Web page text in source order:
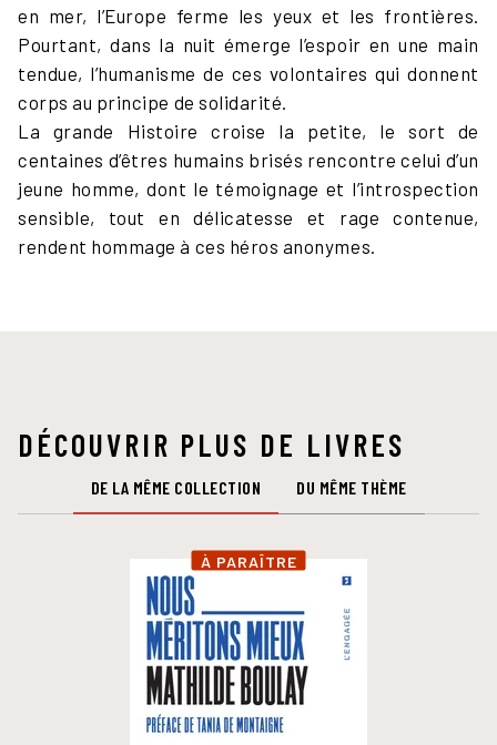
en mer, l’Europe ferme les yeux et les frontières.
Pourtant, dans la nuit émerge l’espoir en une main
tendue, l’humanisme de ces volontaires qui donnent
corps au principe de solidarité.
La grande Histoire croise la petite, le sort de
centaines d’êtres humains brisés rencontre celui d’un
jeune homme, dont le témoignage et l’introspection
sensible, tout en délicatesse et rage contenue,
rendent hommage à ces héros anonymes.
DÉCOUVRIR PLUS DE LIVRES
DE LA MÊME COLLECTION DU MÊME THÈME
À PARAÎTRE